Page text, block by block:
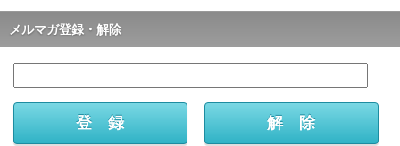
メルマガ登録・解除